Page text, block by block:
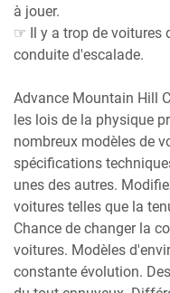
à jouer.
☞ Il y a trop de voitures
conduite d'escalade.
Advance Mountain Hill
les lois de la physique
nombreux modèles de
spécifications
unes des autres.
voitures telles que la
Chance de changer la
voitures. Modèles
constante évolution.